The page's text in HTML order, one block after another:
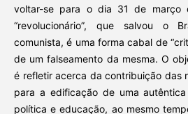
voltar-se para o dia 31 de março
“revolucionário”, que salvou o
comunista, é uma forma cabal de
de um falseamento da mesma. O
é refletir acerca da contribuição das
para a edificação de uma
política e educação, ao mesmo